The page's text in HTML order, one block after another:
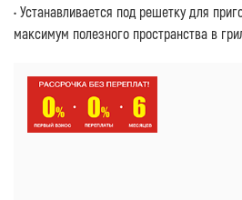
• Устанавливается под решетку для
максимум полезного пространства в